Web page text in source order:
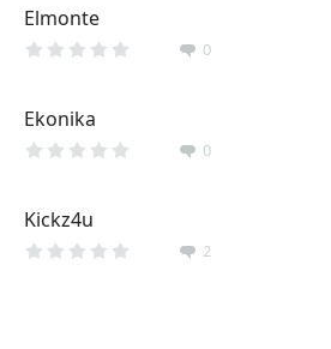
Elmonte
0
Ekonika
0
Kickz4u
2